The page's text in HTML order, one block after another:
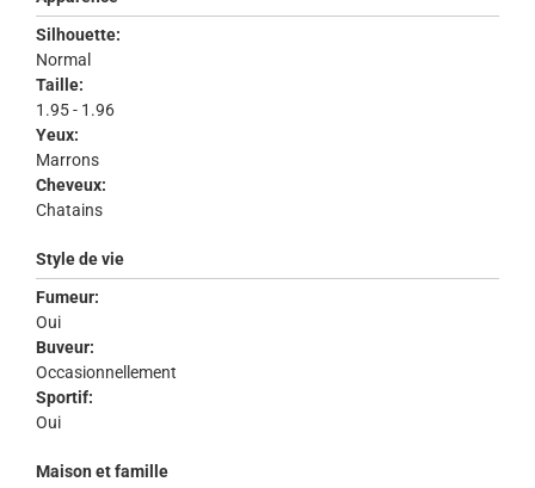
Silhouette:
Normal
Taille:
1.95 - 1.96
Yeux:
Marrons
Cheveux:
Chatains
Style de vie
Fumeur:
Oui
Buveur:
Occasionnellement
Sportif:
Oui
Maison et famille